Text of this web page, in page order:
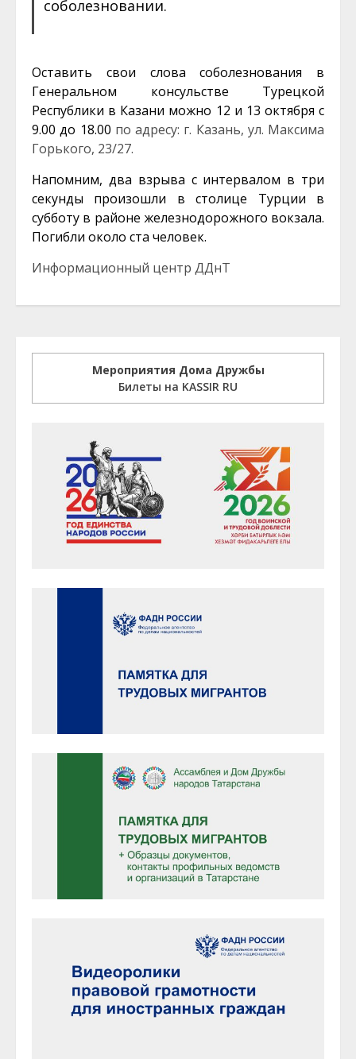
соболезновании.
Оставить свои слова соболезнования в
Генеральном консульстве Турецкой
Республики в Казани можно 12 и 13 октября с
9.00 до 18.00 по адресу: г. Казань, ул. Максима
Горького, 23/27.
Напомним, два взрыва с интервалом в три
секунды произошли в столице Турции в
субботу в районе железнодорожного вокзала.
Погибли около ста человек.
Информационный центр ДДнТ
Мероприятия Дома Дружбы
Билеты на KASSIR RU